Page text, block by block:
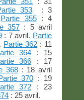
353 : 3
Partie 355: 4
357 : 5 avril
: 7 avril. Partie
Partie 362 : 11
364 : 15
366 : 17
368: 18 avril
370 : 19
372 : 23
: 25 avril.